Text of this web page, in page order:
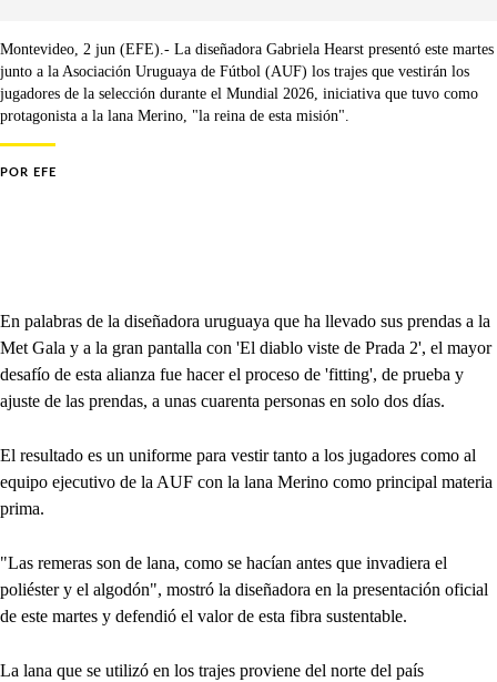
Montevideo, 2 jun (EFE).- La diseñadora Gabriela Hearst presentó este martes
junto a la Asociación Uruguaya de Fútbol (AUF) los trajes que vestirán los
jugadores de la selección durante el Mundial 2026, iniciativa que tuvo como
protagonista a la lana Merino, "la reina de esta misión".
POR EFE
En palabras de la diseñadora uruguaya que ha llevado sus prendas a la
Met Gala y a la gran pantalla con 'El diablo viste de Prada 2', el mayor
desafío de esta alianza fue hacer el proceso de 'fitting', de prueba y
ajuste de las prendas, a unas cuarenta personas en solo dos días.
El resultado es un uniforme para vestir tanto a los jugadores como al
equipo ejecutivo de la AUF con la lana Merino como principal materia
prima.
"Las remeras son de lana, como se hacían antes que invadiera el
poliéster y el algodón", mostró la diseñadora en la presentación oficial
de este martes y defendió el valor de esta fibra sustentable.
La lana que se utilizó en los trajes proviene del norte del país